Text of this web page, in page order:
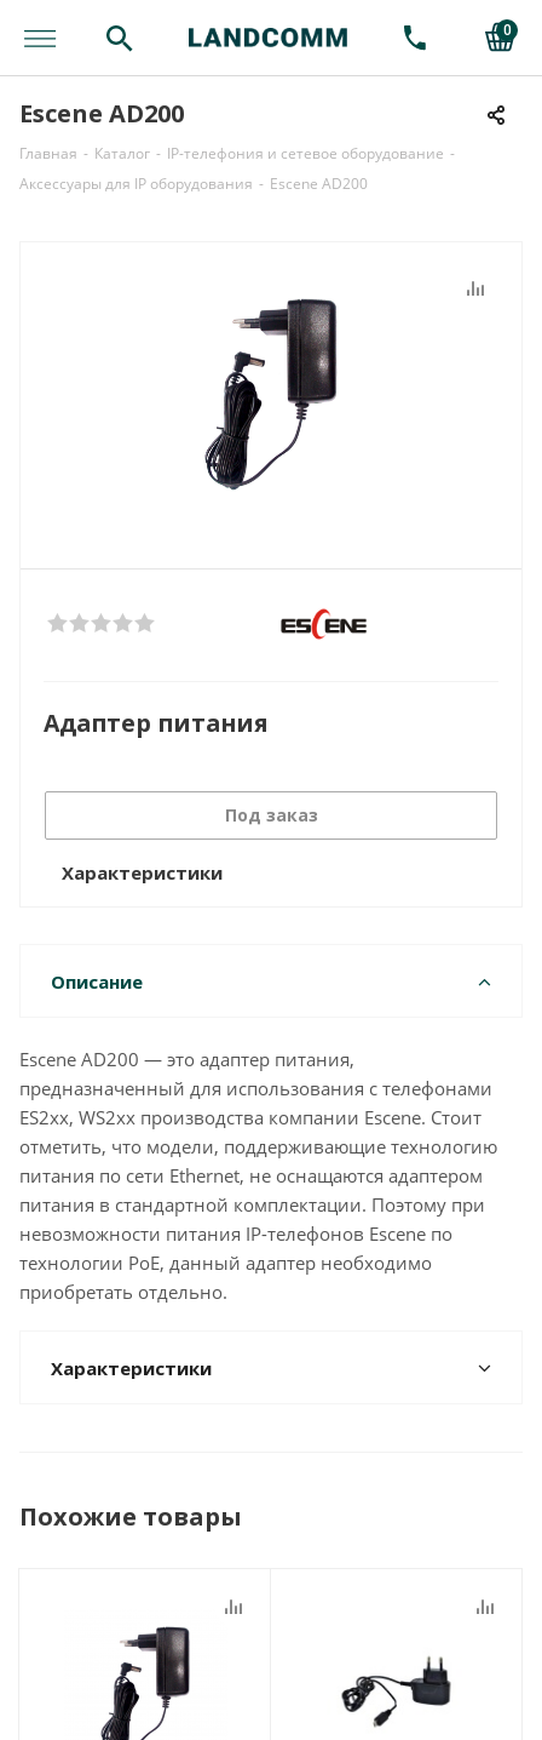
0
Escene AD200
Главная - Каталог - IP-телефония и сетевое оборудование -
Аксессуары для IP оборудования - Escene AD200
Адаптер питания
Под заказ
Характеристики
Описание
Escene AD200 — это адаптер питания,
предназначенный для использования с телефонами
ES2xx, WS2xx производства компании Escene. Стоит
отметить, что модели, поддерживающие технологию
питания по сети Ethernet, не оснащаются адаптером
питания в стандартной комплектации. Поэтому при
невозможности питания IP-телефонов Escene по
технологии PoE, данный адаптер необходимо
приобретать отдельно.
Характеристики
Похожие товары